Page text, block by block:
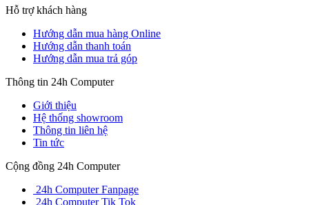
Hỗ trợ khách hàng
Hướng dẫn mua hàng Online
Hướng dẫn thanh toán
Hướng dẫn mua trả góp
Thông tin 24h Computer
Giới thiệu
Hệ thống showroom
Thông tin liên hệ
Tin tức
Cộng đồng 24h Computer
24h Computer Fanpage
24h Computer Tik Tok